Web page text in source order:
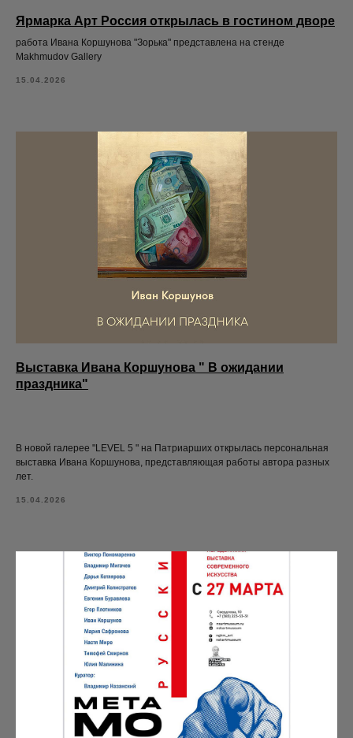
Ярмарка Арт Россия открылась в гостином дворе
работа Ивана Коршунова "Зорька" представлена на стенде
Мakhmudov Gallery
15.04.2026
Выставка Ивана Коршунова " В ожидании
праздника"
В новой галерее "LEVEL 5 " на Патриарших открылась персональная
выставка Ивана Коршунова, представляющая работы автора разных
лет.
15.04.2026